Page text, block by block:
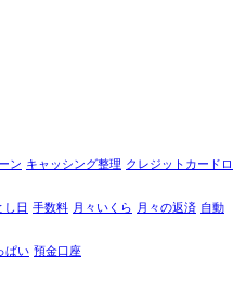
ン キャッシング整理 クレジットカードロ
し日 手数料 月々いくら 月々の返済 自動
ぱい 預金口座